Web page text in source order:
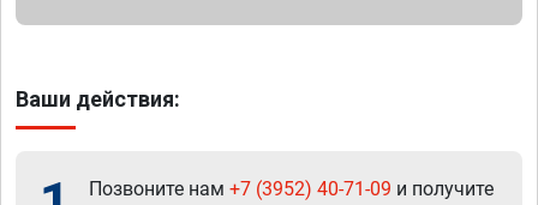
Ваши действия:
Позвоните нам +7 (3952) 40-71-09 и получите